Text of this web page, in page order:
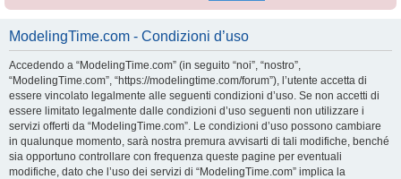
ModelingTime.com - Condizioni d’uso
Accedendo a “ModelingTime.com” (in seguito “noi”, “nostro”,
“ModelingTime.com”, “https://modelingtime.com/forum”), l’utente accetta di
essere vincolato legalmente alle seguenti condizioni d’uso. Se non accetti di
essere limitato legalmente dalle condizioni d’uso seguenti non utilizzare i
servizi offerti da “ModelingTime.com”. Le condizioni d’uso possono cambiare
in qualunque momento, sarà nostra premura avvisarti di tali modifiche, benché
sia opportuno controllare con frequenza queste pagine per eventuali
modifiche, dato che l’uso dei servizi di “ModelingTime.com” implica la